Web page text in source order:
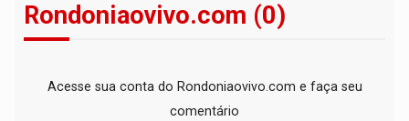
Rondoniaovivo.com (0)
Acesse sua conta do Rondoniaovivo.com e faça seu
comentário